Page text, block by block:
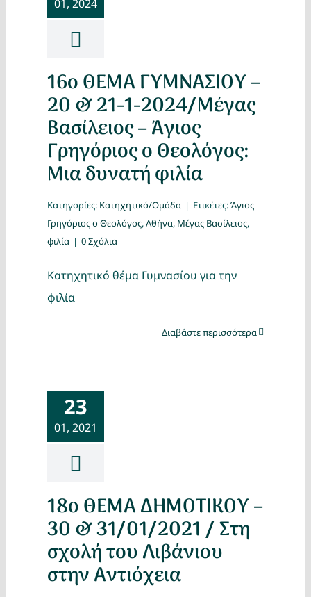
01, 2024
16ο ΘΕΜΑ ΓΥΜΝΑΣΙΟΥ –
20 & 21-1-2024/Μέγας
Βασίλειος – Άγιος
Γρηγόριος ο Θεολόγος:
Μια δυνατή φιλία
Κατηγορίες: Κατηχητικό/Ομάδα | Ετικέτες:Άγιος
Γρηγόριος ο Θεολόγος,Αθήνα, Μέγας Βασίλειος,
φιλία | 0 Σχόλια
Κατηχητικό θέμα Γυμνασίου για την
φιλία
Διαβάστε περισσότερα
23
01, 2021
18ο ΘΕΜΑ ΔΗΜΟΤΙΚΟΥ –
30 & 31/01/2021 / Στη
σχολή του Λιβάνιου
στην Αντιόχεια